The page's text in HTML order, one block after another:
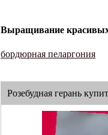
Выращивание
бордюрная пеларгония
Розебудная герань